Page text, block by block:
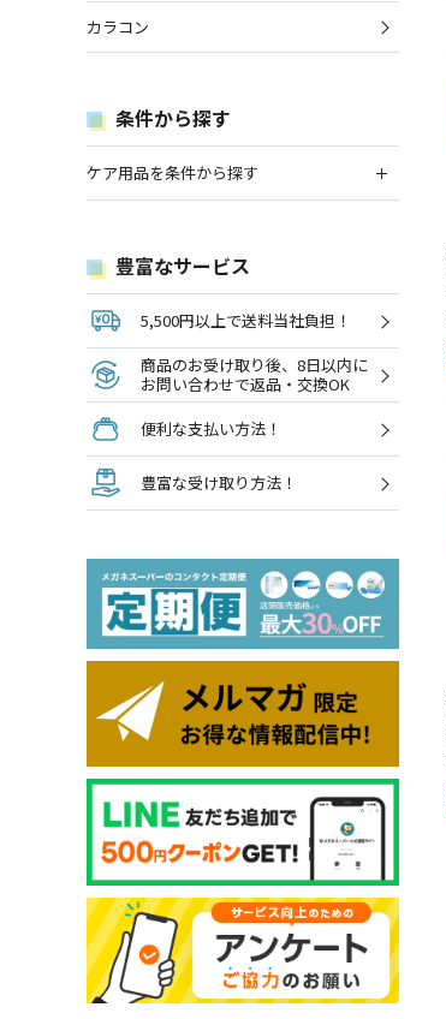
カラコン
条件から探す
ケア用品を条件から探す
豊富なサービス
5,500円以上で送料当社負担！
商品のお受け取り後、8日以内に
お問い合わせで返品・交換OK
便利な支払い方法！
豊富な受け取り方法！